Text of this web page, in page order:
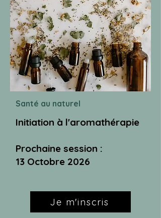
Santé au naturel
Initiation à l'aromathérapie
Prochaine session :
13 Octobre 2026
Je m'inscris